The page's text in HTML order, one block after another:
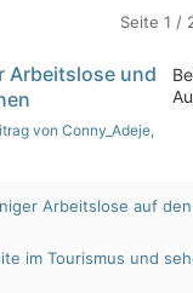
Seite 1 /
Arbeitslose und
von Conny_Adeje,
Arbeitslose auf den
im Tourismus und